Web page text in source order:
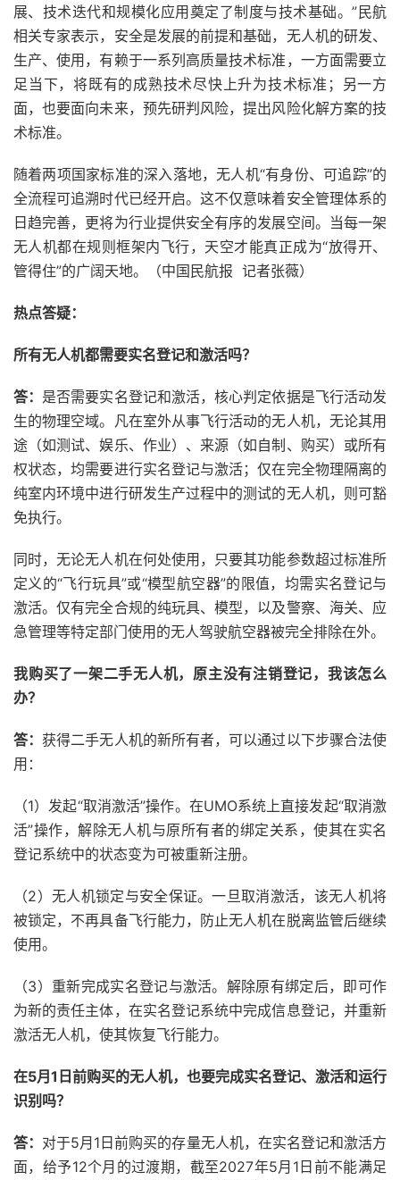
展、技术迭代和规模化应用奠定了制度与技术基础。”民航
相关专家表示，安全是发展的前提和基础，无人机的研发、
生产、使用，有赖于一系列高质量技术标准，一方面需要立
足当下，将既有的成熟技术尽快上升为技术标准；另一方
面，也要面向未来，预先研判风险，提出风险化解方案的技
术标准。
随着两项国家标准的深入落地，无人机“有身份、可追踪”的
全流程可追溯时代已经开启。这不仅意味着安全管理体系的
日趋完善，更将为行业提供安全有序的发展空间。当每一架
无人机都在规则框架内飞行，天空才能真正成为“放得开、
管得住”的广阔天地。（中国民航报 记者张薇）
热点答疑：
所有无人机都需要实名登记和激活吗？
答： 是否需要实名登记和激活，核心判定依据是飞行活动发
生的物理空域。凡在室外从事飞行活动的无人机，无论其用
途（如测试、娱乐、作业）、来源（如自制、购买）或所有
权状态，均需要进行实名登记与激活；仅在完全物理隔离的
纯室内环境中进行研发生产过程中的测试的无人机，则可豁
免执行。
同时，无论无人机在何处使用，只要其功能参数超过标准所
定义的“飞行玩具”或“模型航空器”的限值，均需实名登记与
激活。仅有完全合规的纯玩具、模型，以及警察、海关、应
急管理等特定部门使用的无人驾驶航空器被完全排除在外。
我购买了一架二手无人机，原主没有注销登记，我该怎么
办？
答：获得二手无人机的新所有者，可以通过以下步骤合法使
用：
（1）发起“取消激活”操作。在UMO系统上直接发起“取消激
活”操作，解除无人机与原所有者的绑定关系，使其在实名
登记系统中的状态变为可被重新注册。
（2）无人机锁定与安全保证。一旦取消激活，该无人机将
被锁定，不再具备飞行能力，防止无人机在脱离监管后继续
使用。
（3）重新完成实名登记与激活。解除原有绑定后，即可作
为新的责任主体，在实名登记系统中完成信息登记，并重新
激活无人机，使其恢复飞行能力。
在5月1日前购买的无人机，也要完成实名登记、激活和运行
识别吗？
答： 对于5月1日前购买的存量无人机，在实名登记和激活方
面，给予12个月的过渡期，截至2027年5月1日前不能满足